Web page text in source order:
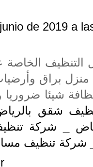
junio de 2019 a
الخاصة
براق
شيئا
شقق
شركة
شركة تنظيف